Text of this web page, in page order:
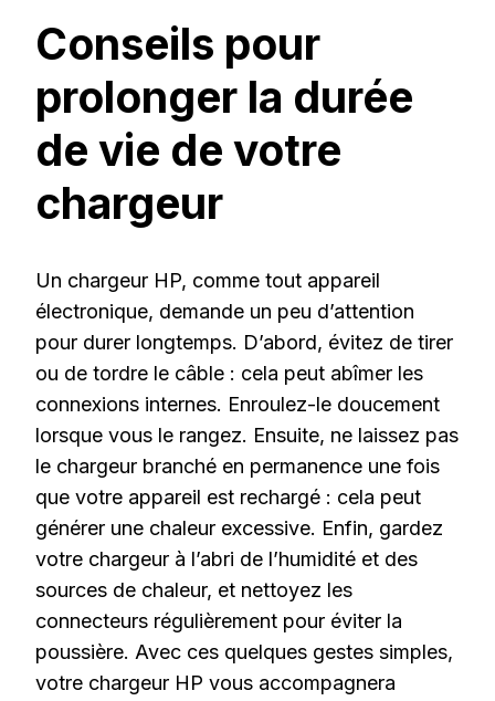
Conseils pour
prolonger la durée
de vie de votre
chargeur
Un chargeur HP, comme tout appareil
électronique, demande un peu d’attention
pour durer longtemps. D’abord, évitez de tirer
ou de tordre le câble : cela peut abîmer les
connexions internes. Enroulez-le doucement
lorsque vous le rangez. Ensuite, ne laissez pas
le chargeur branché en permanence une fois
que votre appareil est rechargé : cela peut
générer une chaleur excessive. Enfin, gardez
votre chargeur à l’abri de l’humidité et des
sources de chaleur, et nettoyez les
connecteurs régulièrement pour éviter la
poussière. Avec ces quelques gestes simples,
votre chargeur HP vous accompagnera